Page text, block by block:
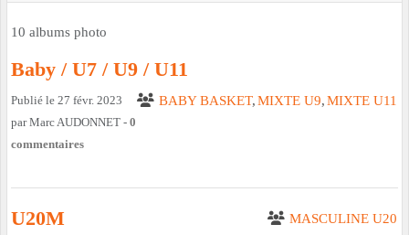
10 albums photo
Baby / U7 / U9 / U11
BABY BASKET MIXTE U9 MIXTE U11
Publié le 27 févr. 2023
parMarc AUDONNET - 0
commentaires
U20M MASCULINE U20